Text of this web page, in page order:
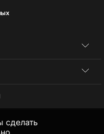
сделать